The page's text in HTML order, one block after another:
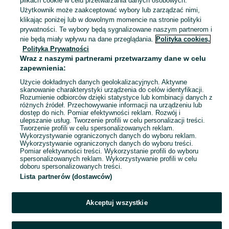
06 sierpnia 2026
20
ROZMIAR 19
Bielsko-Biała
06 sierpnia 2026
19
1 2 3 4 5
Użytkownik może zaakceptować wybory lub zarządzać nimi,
klikając poniżej lub w dowolnym momencie na stronie polityki
prywatności. Te wybory będą sygnalizowane naszym partnerom i
nie będą miały wpływu na dane przeglądania. Polityka cookies,
Polityka Prywatności
Wraz z naszymi partnerami przetwarzamy dane w celu
zapewnienia:
Użycie dokładnych danych geolokalizacyjnych. Aktywne
skanowanie charakterystyki urządzenia do celów identyfikacji.
Rozumienie odbiorców dzięki statystyce lub kombinacji danych z
różnych źródeł. Przechowywanie informacji na urządzeniu lub
dostęp do nich. Pomiar efektywności reklam. Rozwój i
ulepszanie usług. Tworzenie profili w celu personalizacji treści.
Tworzenie profili w celu spersonalizowanych reklam.
Wykorzystywanie ograniczonych danych do wyboru reklam.
Wykorzystywanie ograniczonych danych do wyboru treści.
Pomiar efektywności treści. Wykorzystanie profili do wyboru
spersonalizowanych reklam. Wykorzystywanie profili w celu
doboru spersonalizowanych treści.
Lista partnerów (dostawców)
Akceptuj wszystkie